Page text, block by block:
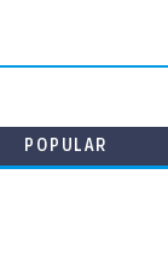
POPULAR